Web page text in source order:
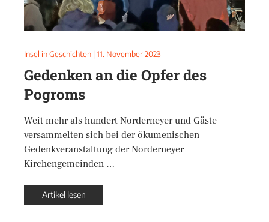
Insel in Geschichten | 11. November 2023
Gedenken an die Opfer des
Pogroms
Weit mehr als hundert Norderneyer und Gäste
versammelten sich bei der ökumenischen
Gedenkveranstaltung der Norderneyer
Kirchengemeinden …
Artikel lesen